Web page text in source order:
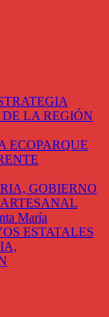
LA REGIÓN
ECOPARQUE
GOBIERNO
María
ESTATALES